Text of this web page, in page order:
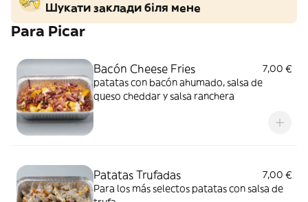
Шукати заклади біля мене
Para Picar
Bacón Cheese Fries
7,00 €
patatas con bacón ahumado, salsa de
queso cheddar y salsa ranchera
Patatas Trufadas
7,00 €
Para los más selectos patatas con salsa de